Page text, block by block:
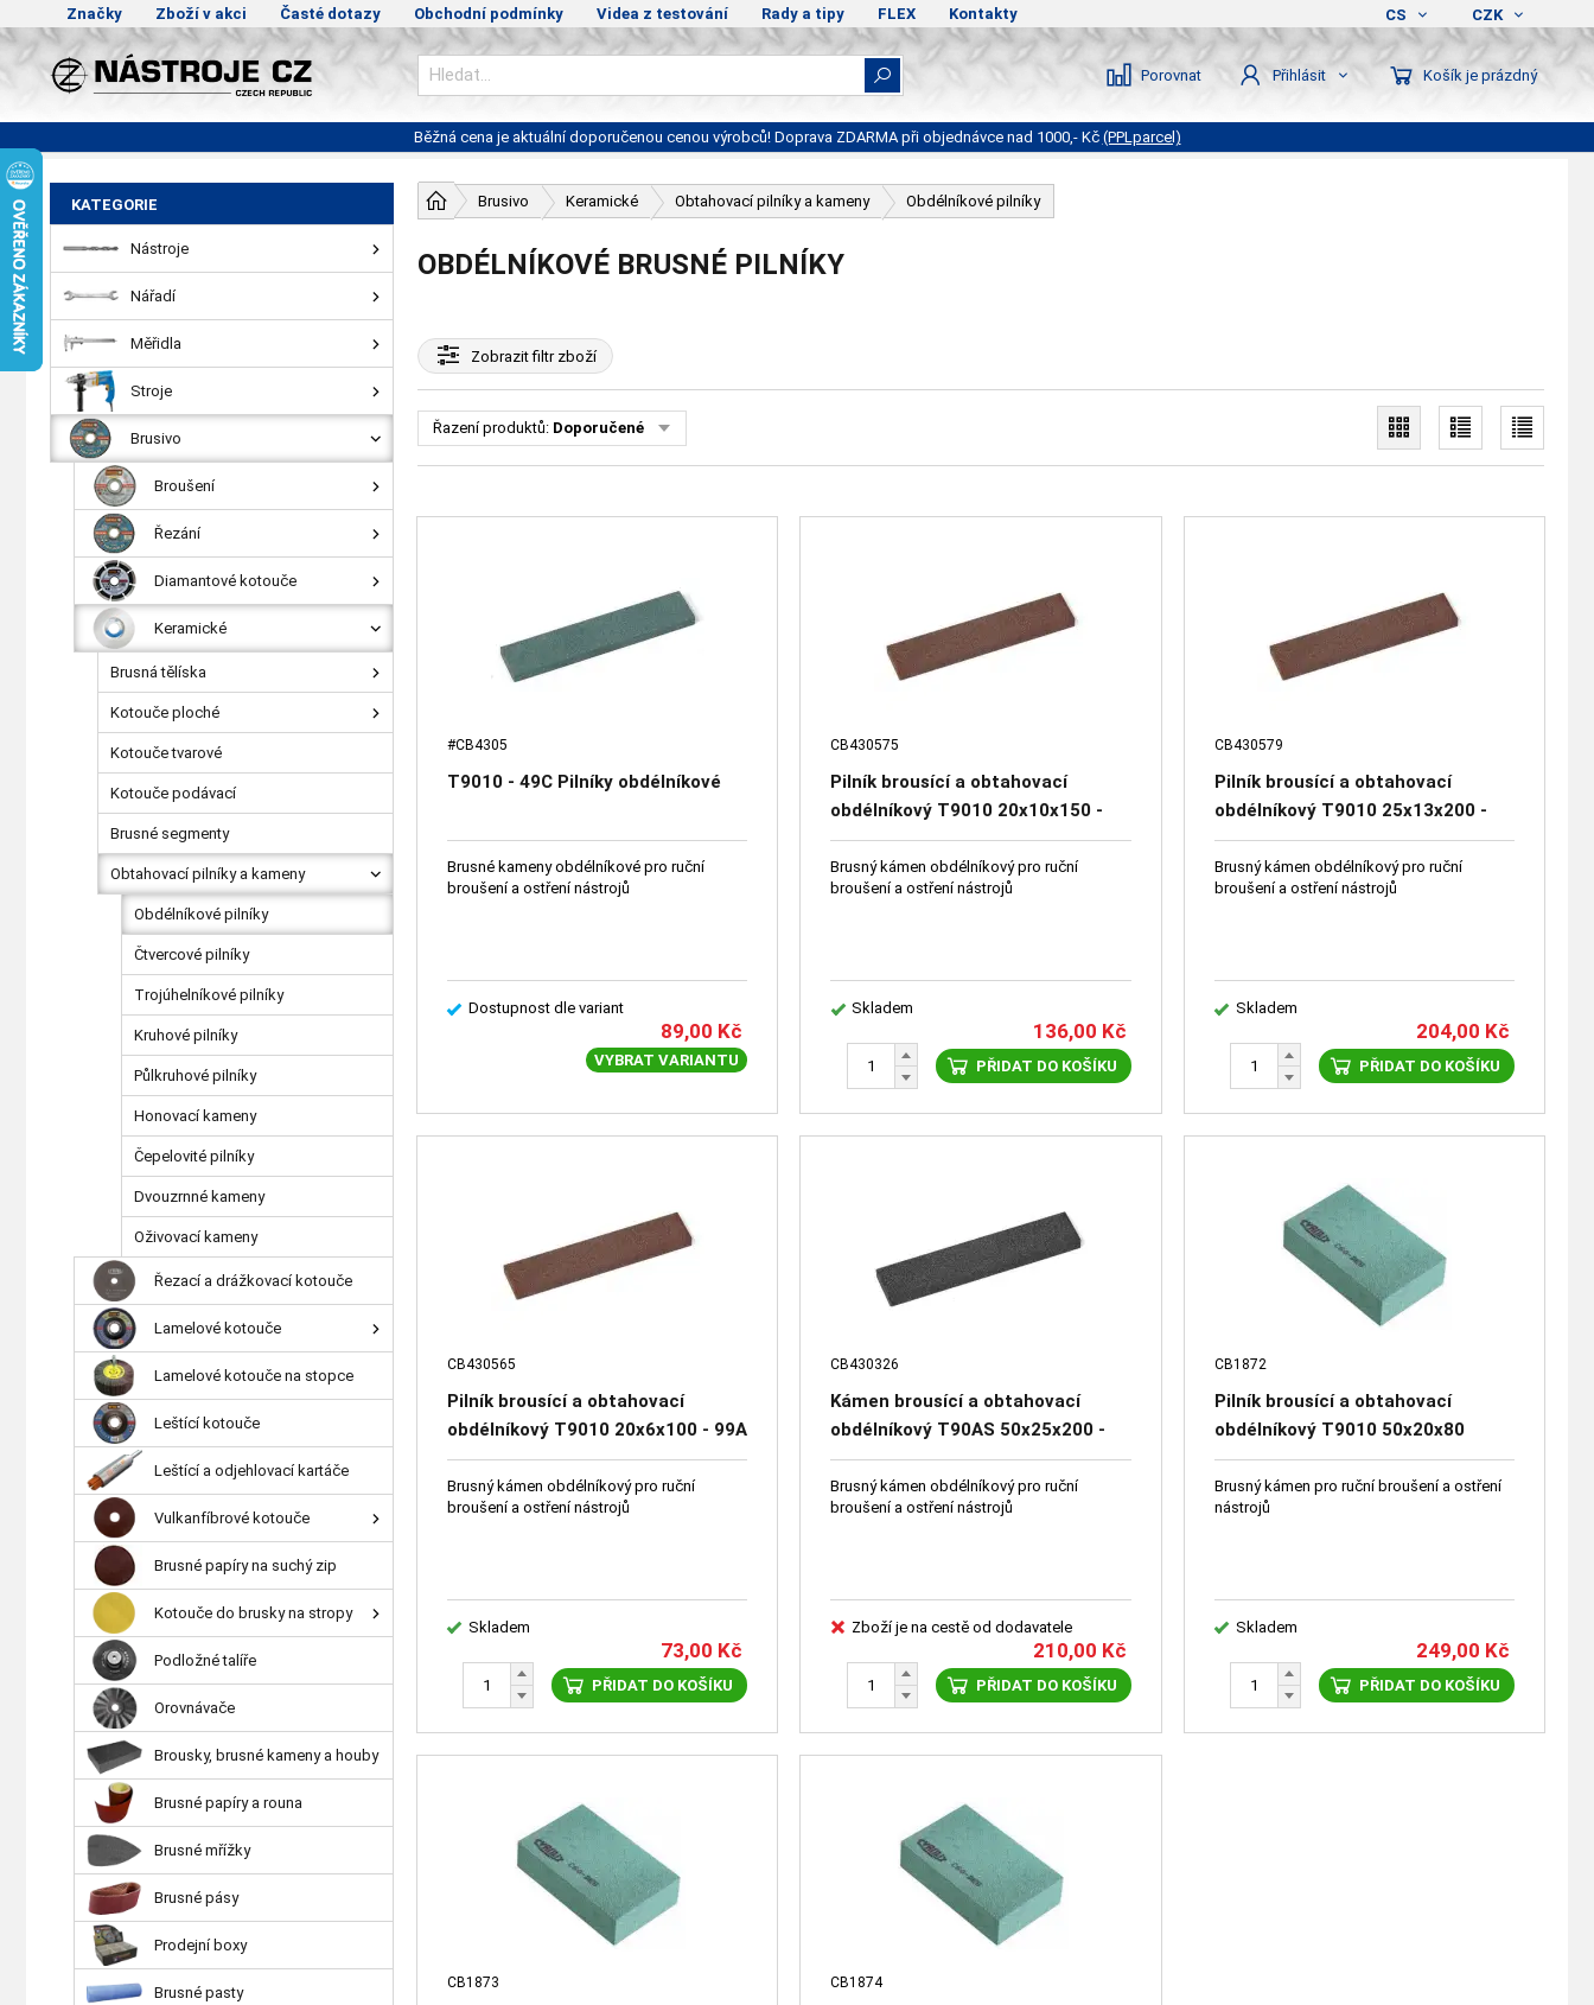
Značky Zboží v akci Časté dotazy Obchodní podmínky Videa z testování Rady a tipy FLEX Kontakty CS CZK
Porovnat Přihlásit Košík je prázdný
Běžná cena je aktuální doporučenou cenou výrobců! Doprava ZDARMA při objednávce nad 1000,- Kč (PPLparcel)
Brusivo Keramické Obtahovací pilníky a kameny Obdélníkové pilníky
OBDÉLNÍKOVÉ BRUSNÉ PILNÍKY
Zobrazitfiltr zboží
Řazení produktů: Doporučené
#CB4305
T9010 - 49C Pilníky obdélníkové
Brusné kameny obdélníkové pro ruční
broušení a ostření nástrojů
Dostupnost dle variant
89,00 Kč
VYBRAT VARIANTU
CB430575
Pilník brousící a obtahovací
obdélníkový T9010 20x10x150 -
99A 120 O 6 V - 66251-2041
Brusný kámen obdélníkový pro ruční
broušení a ostření nástrojů
Skladem
136,00 Kč
PŘIDAT DO KOŠÍKU
CB430579
Pilník brousící a obtahovací
obdélníkový T9010 25x13x200 -
99A 220 O 6 V - 66251-2519
Brusný kámen obdélníkový pro ruční
broušení a ostření nástrojů
Skladem
204,00 Kč
PŘIDAT DO KOŠÍKU
CB430565
Pilník brousící a obtahovací
obdélníkový T9010 20x6x100 - 99A
120 O 6 V - 66251-2012
Brusný kámen obdélníkový pro ruční
broušení a ostření nástrojů
Skladem
73,00 Kč
PŘIDAT DO KOŠÍKU
CB430326
Kámen brousící a obtahovací
obdélníkový T90AS 50x25x200 -
48C 40 K 9 V - 64531-0555
Brusný kámen obdélníkový pro ruční
broušení a ostření nástrojů
Zboží je na cestě od dodavatele
210,00 Kč
PŘIDAT DO KOŠÍKU
CB1872
Pilník brousící a obtahovací
obdélníkový T9010 50x20x80
C60BE5 TYROLIT 66233-5020
Brusný kámen pro ruční broušení a ostření
nástrojů
Skladem
249,00 Kč
PŘIDAT DO KOŠÍKU
CB1873 CB1874
KATEGORIE
Nástroje
Nářadí
Měřidla
Stroje
Brusivo
Broušení
Řezání
Diamantové kotouče
Keramické
Brusná tělíska
Kotouče ploché
Kotouče tvarové
Kotouče podávací
Brusné segmenty
Obtahovací pilníky a kameny
Obdélníkové pilníky
Čtvercové pilníky
Trojúhelníkové pilníky
Kruhové pilníky
Půlkruhové pilníky
Honovací kameny
Čepelovité pilníky
Dvouzrnné kameny
Oživovací kameny
Řezací a drážkovací kotouče
Lamelové kotouče
Lamelové kotouče na stopce
Leštící kotouče
Leštící a odjehlovací kartáče
Vulkanfíbrové kotouče
Brusné papíry na suchý zip
Kotouče do brusky na stropy
Podložné talíře
Orovnávače
Brousky, brusné kameny a houby
Brusné papíry a rouna
Brusné mřížky
Brusné pásy
Prodejní boxy
Brusné pasty